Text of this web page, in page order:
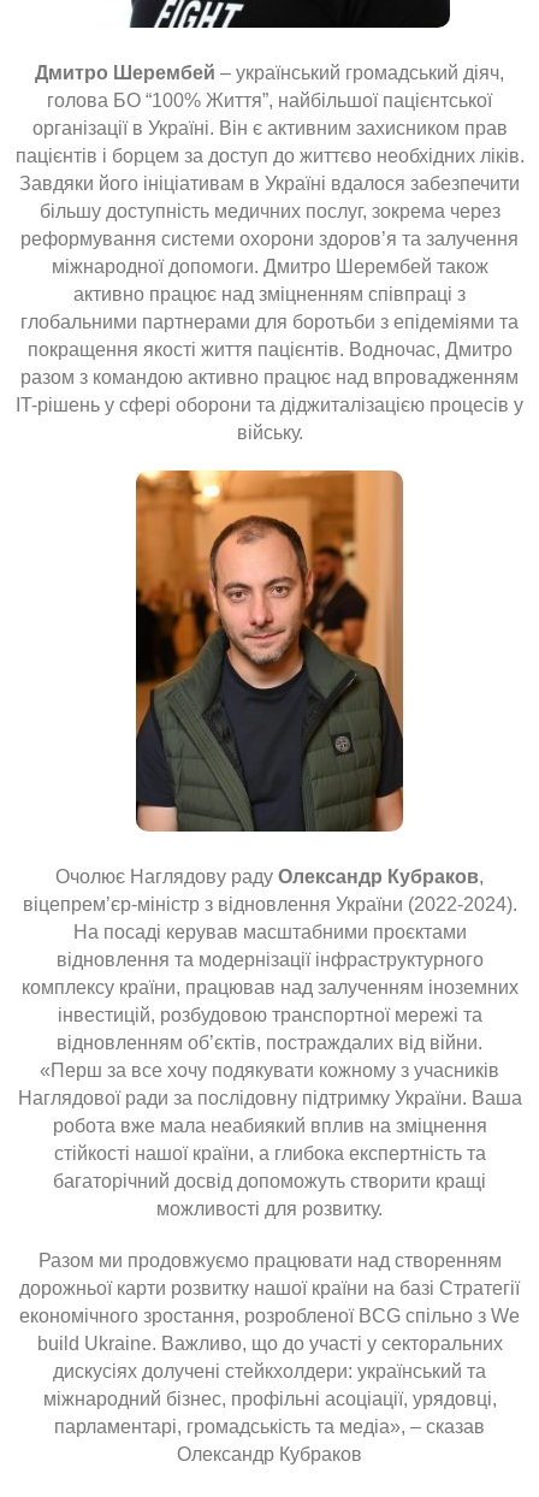
Дмитро Шерембей – український громадський діяч,
голова БО “100% Життя”, найбільшої пацієнтської
організації в Україні. Він є активним захисником прав
пацієнтів і борцем за доступ до життєво необхідних ліків.
Завдяки його ініціативам в Україні вдалося забезпечити
більшу доступність медичних послуг, зокрема через
реформування системи охорони здоров’я та залучення
міжнародної допомоги. Дмитро Шерембей також
активно працює над зміцненням співпраці з
глобальними партнерами для боротьби з епідеміями та
покращення якості життя пацієнтів. Водночас, Дмитро
разом з командою активно працює над впровадженням
IT-рішень у сфері оборони та діджиталізацією процесів у
війську.
Очолює Наглядову раду Олександр Кубраков,
віцепремʼєр-міністр з відновлення України (2022-2024).
На посаді керував масштабними проєктами
відновлення та модернізації інфраструктурного
комплексу країни, працював над залученням іноземних
інвестицій, розбудовою транспортної мережі та
відновленням об’єктів, постраждалих від війни.
«Перш за все хочу подякувати кожному з учасників
Наглядової ради за послідовну підтримку України. Ваша
робота вже мала неабиякий вплив на зміцнення
стійкості нашої країни, а глибока експертність та
багаторічний досвід допоможуть створити кращі
можливості для розвитку.
Разом ми продовжуємо працювати над створенням
дорожньої карти розвитку нашої країни на базі Стратегії
економічного зростання, розробленої BCG спільно з We
build Ukraine. Важливо, що до участі у секторальних
дискусіях долучені стейкхолдери: український та
міжнародний бізнес, профільні асоціації, урядовці,
парламентарі, громадськість та медіа», – сказав
Олександр Кубраков